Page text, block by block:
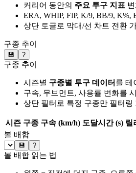
커리어 동안의 주요 투구 지표
ERA, WHIP, FIP, K/9, BB/9, K%,
상단 토글로 막대/선 차트 전환
구종 추이
💾 ?
구종 추이
시즌별 구종별 투구 데이터 를 테
구속, 무브먼트, 사용률 변화를
상단 필터로 특정 구종만 필터링
시즌 구종 구속 (km/h) 도달시간 (s) 릴
볼 배합
💾 ?
볼 배합 읽는 법